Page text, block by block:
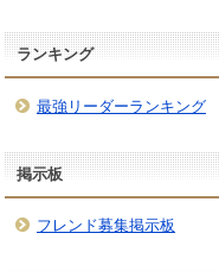
ランキング
最強リーダーランキング
掲示板
フレンド募集掲示板